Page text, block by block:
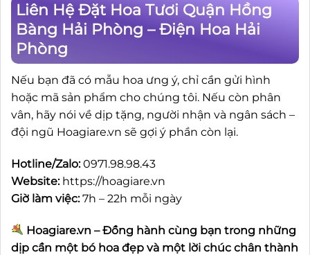
Liên Hệ Đặt Hoa Tươi Quận Hồng
Bàng Hải Phòng – Điện Hoa Hải
Phòng
Nếu bạn đã có mẫu hoa ưng ý, chỉ cần gửi hình
hoặc mã sản phẩm cho chúng tôi. Nếu còn phân
vân, hãy nói về dịp tặng, người nhận và ngân sách –
đội ngũ Hoagiare.vn sẽ gợi ý phần còn lại.
Hotline/Zalo:0971.98.98.43
Website: https://hoagiare.vn
Giờ làm việc:7h – 22h mỗi ngày
Hoagiare.vn – Đồng hành cùng bạn trong những
dịp cần một bó hoa đẹp và một lời chúc chân thành